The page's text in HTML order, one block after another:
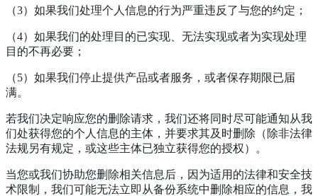
（3）如果我们处理个人信息的行为严重违反了与您的约定；
（4）如果我们的处理目的已实现、无法实现或者为实现处理
目的不再必要；
（5）如果我们停止提供产品或者服务，或者保存期限已届
满。
若我们决定响应您的删除请求，我们还将同时尽可能通知从我
们处获得您的个人信息的主体，并要求其及时删除（除非法律
法规另有规定，或这些主体已独立获得您的授权）。
当您或我们协助您删除相关信息后，因为适用的法律和安全技
术限制，我们可能无法立即从备份系统中删除相应的信息，我